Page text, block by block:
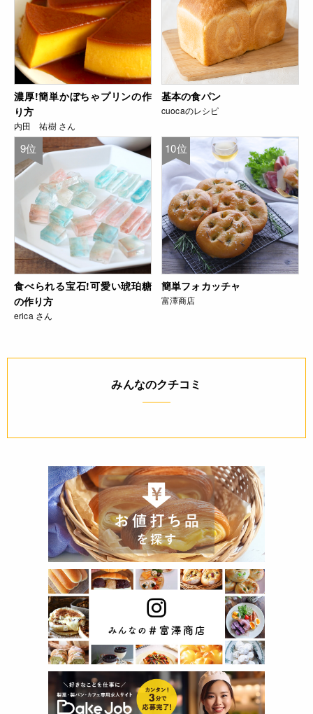
濃厚!簡単かぼちゃプリンの作
り方
内田 祐樹 さん
基本の食パン
cuocaのレシピ
9位
食べられる宝石!可愛い琥珀糖
の作り方
erica さん
10位
簡単フォカッチャ
富澤商店
みんなのクチコミ